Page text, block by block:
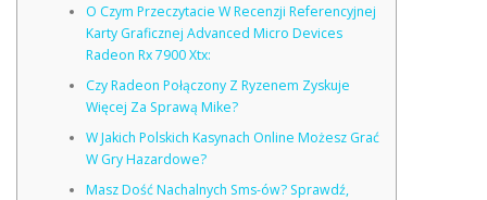
O Czym Przeczytacie W Recenzji Referencyjnej
Karty Graficznej Advanced Micro Devices
Radeon Rx 7900 Xtx:
Czy Radeon Połączony Z Ryzenem Zyskuje
Więcej Za Sprawą Mike?
W Jakich Polskich Kasynach Online Możesz Grać
W Gry Hazardowe?
Masz Dość Nachalnych Sms-ów? Sprawdź,